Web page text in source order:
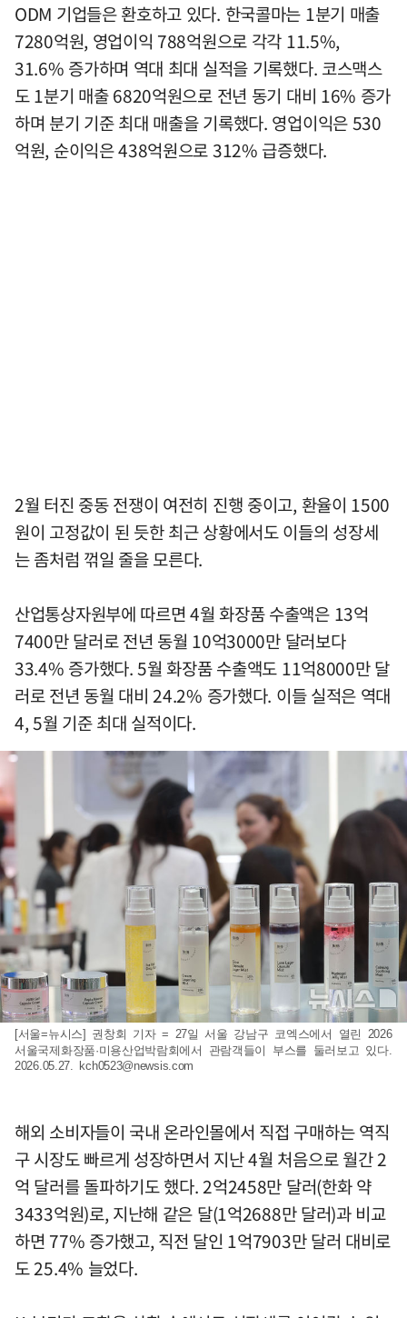
ODM 기업들은 환호하고 있다. 한국콜마는 1분기 매출
7280억원, 영업이익 788억원으로 각각 11.5%,
31.6% 증가하며 역대 최대 실적을 기록했다. 코스맥스
도 1분기 매출 6820억원으로 전년 동기 대비 16% 증가
하며 분기 기준 최대 매출을 기록했다. 영업이익은 530
억원, 순이익은 438억원으로 312% 급증했다.
2월 터진 중동 전쟁이 여전히 진행 중이고, 환율이 1500
원이 고정값이 된 듯한 최근 상황에서도 이들의 성장세
는 좀처럼 꺾일 줄을 모른다.
산업통상자원부에 따르면 4월 화장품 수출액은 13억
7400만 달러로 전년 동월 10억3000만 달러보다
33.4% 증가했다. 5월 화장품 수출액도 11억8000만 달
러로 전년 동월 대비 24.2% 증가했다. 이들 실적은 역대
4, 5월 기준 최대 실적이다.
[서울=뉴시스] 권창회 기자 = 27일 서울 강남구 코엑스에서 열린 2026
서울국제화장품·미용산업박람회에서 관람객들이 부스를 둘러보고 있다.
2026.05.27. kch0523@newsis.com
해외 소비자들이 국내 온라인몰에서 직접 구매하는 역직
구 시장도 빠르게 성장하면서 지난 4월 처음으로 월간 2
억 달러를 돌파하기도 했다. 2억2458만 달러(한화 약
3433억원)로, 지난해 같은 달(1억2688만 달러)과 비교
하면 77% 증가했고, 직전 달인 1억7903만 달러 대비로
도 25.4% 늘었다.